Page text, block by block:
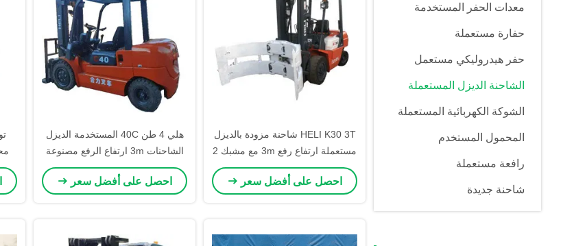
معدات الحفر المستخدمة
حفارة مستعملة
حفر هيدروليكي مستعمل
الشاحنة الديزل المستعملة
الشوكة الكهربائية المستعملة
المحمول المستخدم
رافعة مستعملة
شاحنة جديدة
HELI K30 3T شاحنة مزودة بالديزل
مستعملة ارتفاع رفع 3m مع مشبك 2
مراحل
احصل على أفضل سعر
هلي 4 طن 40C المستخدمة الديزل
الشاحنات 3m ارتفاع الرفع مصنوعة
في الصين
احصل على أفضل سعر